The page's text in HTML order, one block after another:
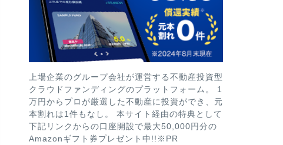
上場企業のグループ会社が運営する不動産投資型
クラウドファンディングのプラットフォーム。 1
万円からプロが厳選した不動産に投資ができ、元
本割れは1件もなし。 本サイト経由の特典として
下記リンクからの口座開設で最大50,000円分の
Amazonギフト券プレゼント中!!※PR